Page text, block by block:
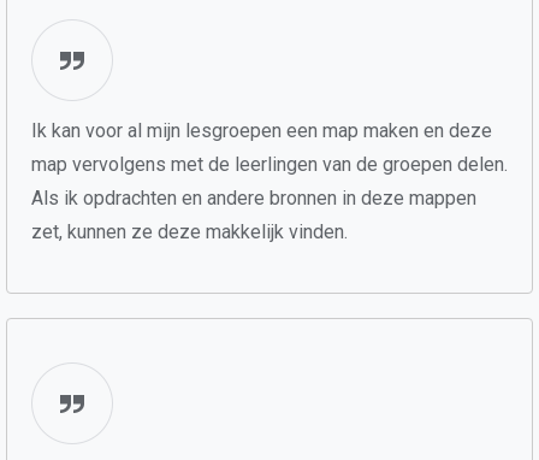
Ik kan voor al mijn lesgroepen een map maken en deze
map vervolgens met de leerlingen van de groepen delen.
Als ik opdrachten en andere bronnen in deze mappen
zet, kunnen ze deze makkelijk vinden.